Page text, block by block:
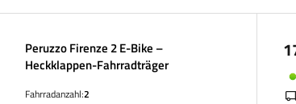
Peruzzo Firenze 2 E-Bike –
Heckklappen-Fahrradträger
Fahrradanzahl:2